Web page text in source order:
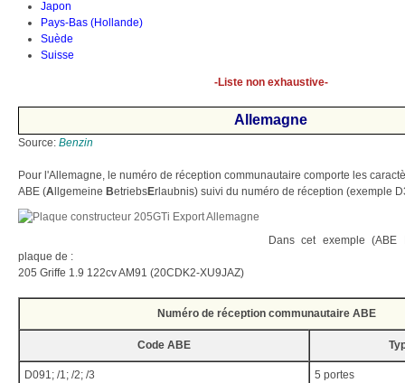
Japon
Pays-Bas (Hollande)
Suède
Suisse
-Liste non exhaustive-
Allemagne
Source: Benzin
Pour l'Allemagne, le numéro de réception communautaire comporte les
ABE (A llgemeine BetriebsErlaubnis) suivi du numéro de réception (exemple
Dans cet exemple
plaque de :
205 Griffe 1.9 122cv AM91 (20CDK2-XU9JAZ)
Numéro de réception communautaire ABE
Code ABE
D091; /1; /2; /3 5 portes